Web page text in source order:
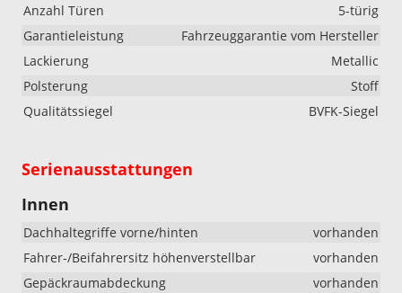
Anzahl Türen
5-türig
Garantieleistung
Fahrzeuggarantie vom Hersteller
Lackierung
Metallic
Polsterung
Stoff
Qualitätssiegel
BVFK-Siegel
Serienausstattungen
Innen
Dachhaltegriffe vorne/hinten
vorhanden
Fahrer-/Beifahrersitz höhenverstellbar
vorhanden
Gepäckraumabdeckung
vorhanden